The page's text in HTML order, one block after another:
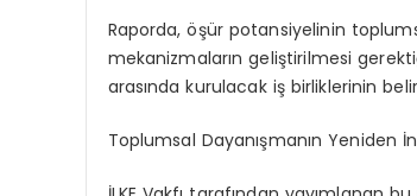
Raporda, öşür potansiyelinin
mekanizmaların geliştirilmesi
arasında kurulacak iş birliklerinin
Toplumsal Dayanışmanın Yeniden